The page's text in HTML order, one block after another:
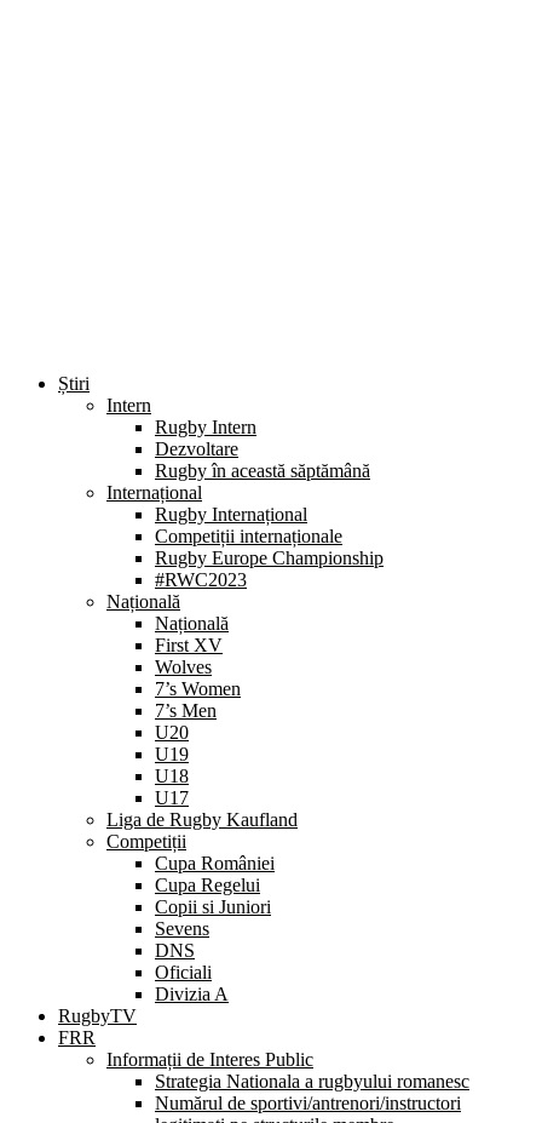
Știri
Intern
Rugby Intern
Dezvoltare
Rugby în această săptămână
Internațional
Rugby Internațional
Competiții internaționale
Rugby Europe Championship
#RWC2023
Națională
Națională
First XV
Wolves
7’s Women
7’s Men
U20
U19
U18
U17
Liga de Rugby Kaufland
Competiții
Cupa României
Cupa Regelui
Copii si Juniori
Sevens
DNS
Oficiali
Divizia A
RugbyTV
FRR
Informații de Interes Public
Strategia Nationala a rugbyului romanesc
Numărul de sportivi/antrenori/instructori